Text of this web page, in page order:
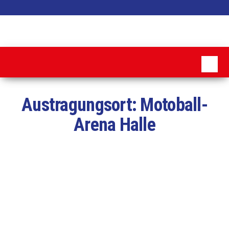
Austragungsort: Motoball-
Arena Halle